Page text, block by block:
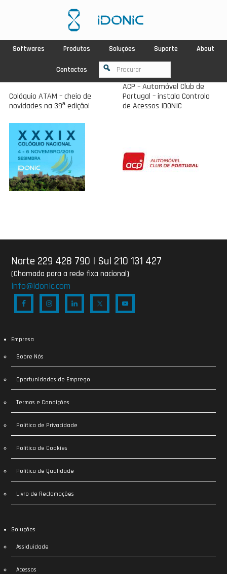
Softwares Produtos Soluções Suporte About
Contactos
Colóquio ATAM – cheio de
novidades na 39ª edição!
ACP – Automóvel Club de
Portugal – instala Controlo
de Acessos IDONIC
Norte 229 428 790 | Sul 210 131 427
(Chamada para a rede fixa nacional)
info@idonic.com
Empresa
Sobre Nós
Oportunidades de Emprego
Termos e Condições
Política de Privacidade
Política de Cookies
Política de Qualidade
Livro de Reclamações
Soluções
Assiduidade
Acessos